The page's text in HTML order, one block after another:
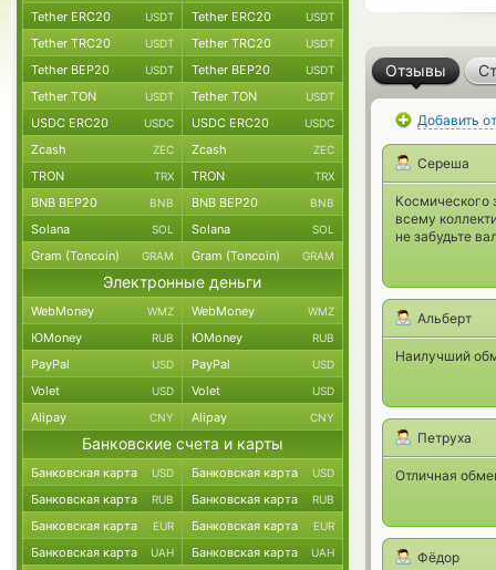
Отзывы
Добавить
Сереша
Космического
всему
не забудьте
Альберт
Наилучший
Петруха
Отличная
Фёдор
Tether ERC20 USDT Tether ERC20 USDT
Tether TRC20 USDT Tether TRC20 USDT
Tether BEP20 USDT Tether BEP20 USDT
Tether TON USDT Tether TON USDT
USDC ERC20 USDC USDC ERC20 USDC
Zcash ZEC Zcash ZEC
TRON TRX TRON TRX
BNB BEP20 BNB BNB BEP20 BNB
Solana SOL Solana SOL
Gram (Toncoin) GRAM Gram (Toncoin) GRAM
Электронные деньги
WebMoney WMZ WebMoney WMZ
ЮMoney RUB ЮMoney RUB
PayPal USD PayPal USD
Volet USD Volet USD
Alipay CNY Alipay CNY
Банковские счета и карты
Банковская карта USD Банковская карта USD
Банковская карта RUB Банковская карта RUB
Банковская карта EUR Банковская карта EUR
Банковская карта UAH Банковская карта UAH